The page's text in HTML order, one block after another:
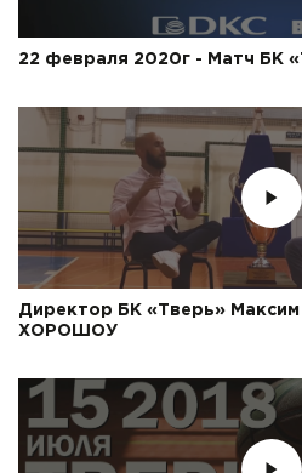
22 февраля 2020г - Матч БК
Директор БК «Тверь»
ХОРОШОУ